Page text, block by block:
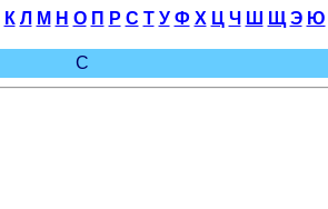
К Л М Н О П Р С Т У Ф Х Ц Ч Ш Щ Э Ю
С